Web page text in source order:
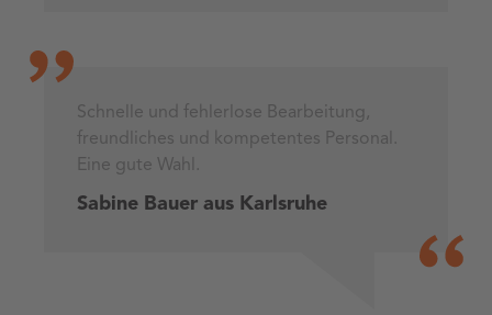
Schnelle und fehlerlose Bearbeitung,
freundliches und kompetentes Personal.
Eine gute Wahl.
Sabine Bauer aus Karlsruhe